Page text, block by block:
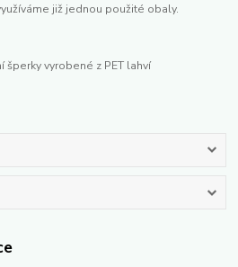
již jednou použité obaly.
šperky vyrobené z PET lahví